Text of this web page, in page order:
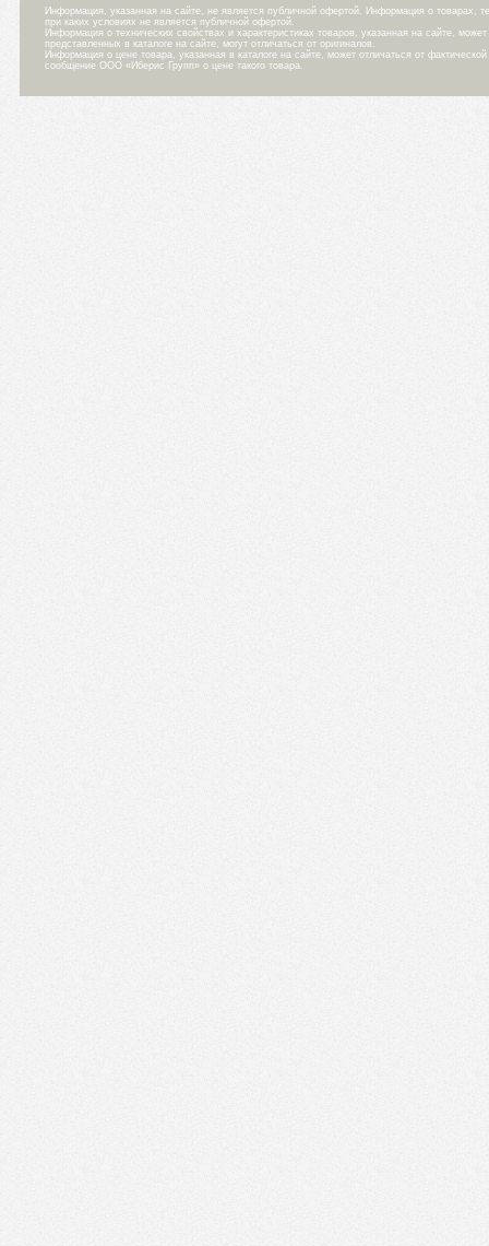
Информация, указанная на сайте, не является публичной офертой. Информация о товарах,
при каких условиях не является публичной офертой.
Информация о технических свойствах и характеристиках товаров, указанная на сайте,
представленных в каталоге на сайте, могут отличаться от оригиналов.
Информация о цене товара, указанная в каталоге на сайте, может отличаться от
сообщение ООО «Иберис Групп» о цене такого товара.